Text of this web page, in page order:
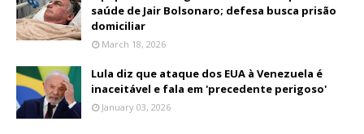
saúde de Jair Bolsonaro; defesa busca prisão
domiciliar
March 18, 2026
Lula diz que ataque dos EUA à Venezuela é
inaceitável e fala em 'precedente perigoso'
January 03, 2026